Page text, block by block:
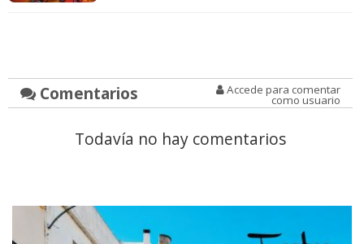
Comentarios Accede para comentar
como usuario
Todavía no hay comentarios